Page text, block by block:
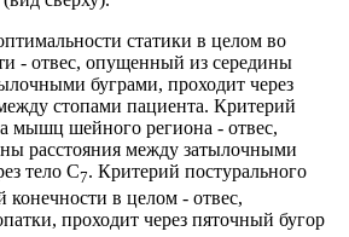
статики в целом во
- отвес, опущенный из середины
буграми, проходит через
стопами пациента. Критерий
мышц шейного региона - отвес,
расстояния между затылочными
тело С7. Критерий постурального
в целом - отвес,
проходит через пяточный бугор